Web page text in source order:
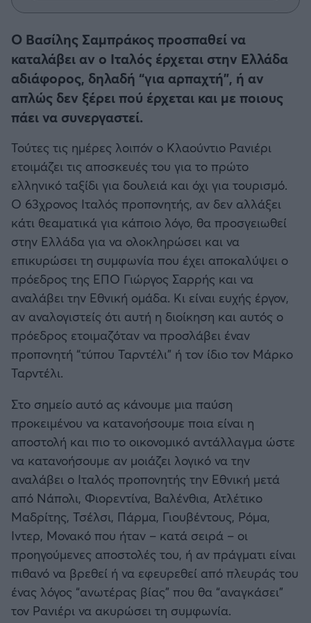
Δημήτρης Τσορμπατζόγλου
Λεβαδειακός
ΟΦΗ
Ατρόμητος Αθηνών
Κηφισιά
Αστέρας Τρίπολης
Παναιτωλικός
Καλαμάτα
Ηρακλής
Ατλέτικο Μαδρίτης
Μάντσεστερ Γιουνάιτεντ
Μάντσεστερ Σίτι
Λίβερπουλ
Μια Ιστορία από την Πόλη
Ο Βασίλης Σαμπράκος προσπαθεί να
καταλάβει αν ο Ιταλός έρχεται στην Ελλάδα
αδιάφορος, δηλαδή “για αρπαχτή”, ή αν
απλώς δεν ξέρει πού έρχεται και με ποιους
πάει να συνεργαστεί.
Τούτες τις ημέρες λοιπόν ο Κλαούντιο Ρανιέρι
ετοιμάζει τις αποσκευές του για το πρώτο
ελληνικό ταξίδι για δουλειά και όχι για τουρισμό.
Ο 63χρονος Ιταλός προπονητής, αν δεν αλλάξει
κάτι θεαματικά για κάποιο λόγο, θα προσγειωθεί
στην Ελλάδα για να ολοκληρώσει και να
επικυρώσει τη συμφωνία που έχει αποκαλύψει ο
πρόεδρος της ΕΠΟ Γιώργος Σαρρής και να
αναλάβει την Εθνική ομάδα. Κι είναι ευχής έργον,
αν αναλογιστείς ότι αυτή η διοίκηση και αυτός ο
πρόεδρος ετοιμαζόταν να προσλάβει έναν
προπονητή “τύπου Ταρντέλι” ή τον ίδιο τον Μάρκο
Ταρντέλι.
Στο σημείο αυτό ας κάνουμε μια παύση
προκειμένου να κατανοήσουμε ποια είναι η
αποστολή και πιο το οικονομικό αντάλλαγμα ώστε
να κατανοήσουμε αν μοιάζει λογικό να την
αναλάβει ο Ιταλός προπονητής την Εθνική μετά
από Νάπολι, Φιορεντίνα, Βαλένθια, Ατλέτικο
Μαδρίτης, Τσέλσι, Πάρμα, Γιουβέντους, Ρόμα,
Ιντερ, Μονακό που ήταν – κατά σειρά – οι
προηγούμενες αποστολές του, ή αν πράγματι είναι
πιθανό να βρεθεί ή να εφευρεθεί από πλευράς του
ένας λόγος “ανωτέρας βίας” που θα “αναγκάσει”
τον Ρανιέρι να ακυρώσει τη συμφωνία.